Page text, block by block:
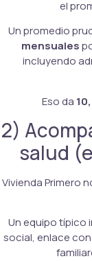
el
Un promedio
mensuales
incluyendo
Eso da
2)
salud
Vivienda Primero
Un equipo típico
social, enlace